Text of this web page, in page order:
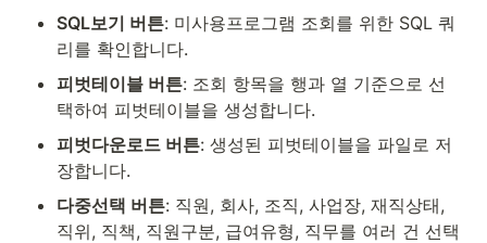
SQL보기 버튼: 미사용프로그램 조회를 위한 SQL 쿼
리를 확인합니다.
피벗테이블 버튼: 조회 항목을 행과 열 기준으로 선
택하여 피벗테이블을 생성합니다.
피벗다운로드 버튼: 생성된 피벗테이블을 파일로 저
장합니다.
다중선택 버튼: 직원, 회사, 조직, 사업장, 재직상태,
직위, 직책, 직원구분, 급여유형, 직무를 여러 건 선택